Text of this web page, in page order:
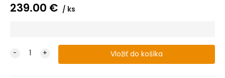
239.00 € ks